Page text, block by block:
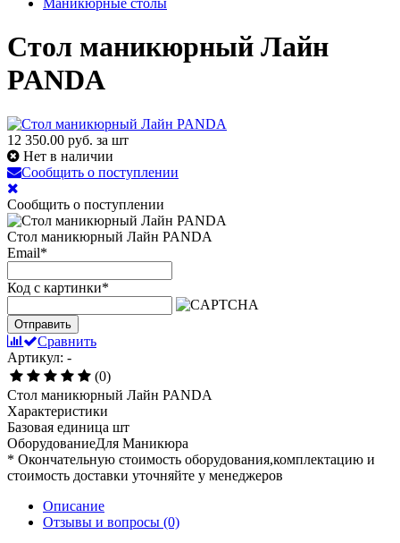
Стол маникюрный Лайн
PANDA
12 350.00 руб. за шт
Нет в наличии
Сообщить о поступлении
Сообщить о поступлении
Стол маникюрный Лайн PANDA
Email*
Код с картинки*
Отправить
Сравнить
Артикул: -
(0)
Стол маникюрный Лайн PANDA
Характеристики
Базовая единица шт
ОборудованиеДля Маникюра
* Окончательную стоимость оборудования,комплектацию и
стоимость доставки уточняйте у менеджеров
Описание
Отзывы и вопросы (0)